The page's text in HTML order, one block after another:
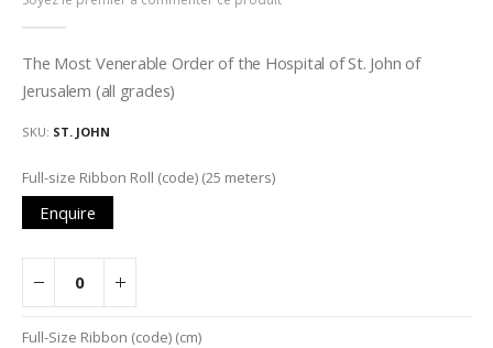
la
d’images
The Most Venerable Order of the Hospital of St. John of
Jerusalem (all grades)
SKU ST. JOHN
Articles
produit
Full-size Ribbon Roll (code) (25 meters)
Enquire
Full-Size Ribbon (code) (cm)